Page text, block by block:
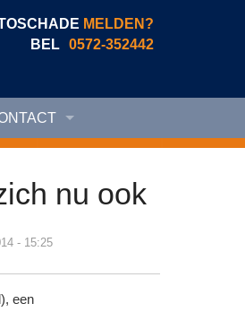
MELDEN?
BEL 0572-352442
nu ook
- 15:25
een